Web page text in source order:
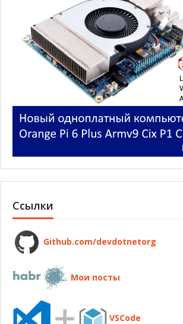
Ссылки
Github.com/devdotnetorg
Мои посты
VSCode